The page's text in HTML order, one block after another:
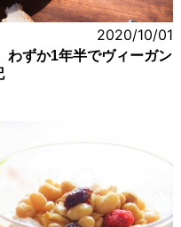
2020/10/01
わずか1年半でヴィーガン